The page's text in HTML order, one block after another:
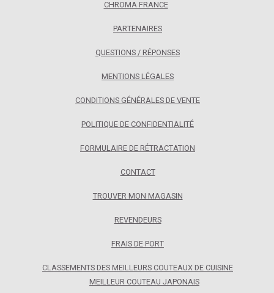
CHROMA FRANCE
PARTENAIRES
QUESTIONS / RÉPONSES
MENTIONS LÉGALES
CONDITIONS GÉNÉRALES DE VENTE
POLITIQUE DE CONFIDENTIALITÉ
FORMULAIRE DE RÉTRACTATION
CONTACT
TROUVER MON MAGASIN
REVENDEURS
FRAIS DE PORT
CLASSEMENTS DES MEILLEURS COUTEAUX DE CUISINE
MEILLEUR COUTEAU JAPONAIS